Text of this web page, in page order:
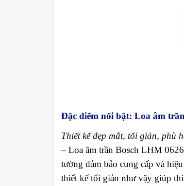
Đặc điểm nổi bật: Loa âm
Thiết kế đẹp mắt, tối giản, phù
– Loa âm trần Bosch LHM
tường đảm bảo cung cấp và
thiết kế tối giản như vậy giúp